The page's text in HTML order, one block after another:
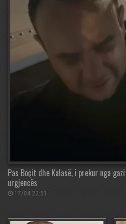
Pas Boçit dhe Kalasë, i prekur nga
urgjencës
17/04 22:51